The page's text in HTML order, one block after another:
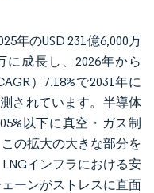
年のUSD 231億6,000万
に成長し、2026年から
）7.18%で2031年に
されています。半導体
以下に真空・ガス制
の拡大の大きな部分を
インフラにおける安
ーンがストレスに直面